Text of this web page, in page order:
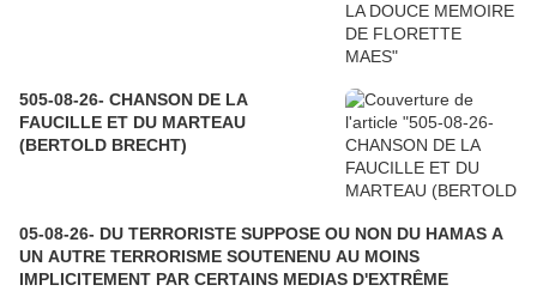
505-08-26- CHANSON DE LA
FAUCILLE ET DU MARTEAU
(BERTOLD BRECHT)
05-08-26- DU TERRORISTE SUPPOSE OU NON DU HAMAS A
UN AUTRE TERRORISME SOUTENENU AU MOINS
IMPLICITEMENT PAR CERTAINS MEDIAS D'EXTRÊME